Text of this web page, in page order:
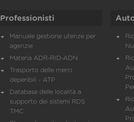
Professionisti
Manuale gestione utenze per
agenzie
Materia ADR-RID-ADN
Trasporto delle merci
deperibili - ATP
Database delle località a
supporto dei sistemi RDS
TMC